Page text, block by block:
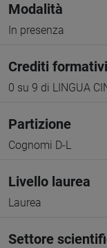
Modalità
In presenza
Crediti
0 su 9 di LINGUA
Partizione
Cognomi D-L
Livello laurea
Laurea
Settore